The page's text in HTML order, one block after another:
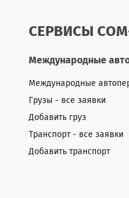
СЕРВИСЫ
Международные
Международные
Грузы - все заявки
Добавить груз
Транспорт - все заявки
Добавить транспорт